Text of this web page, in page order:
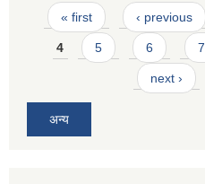
Pages
« first ‹ previous
4 5 6 7
next ›
अन्य